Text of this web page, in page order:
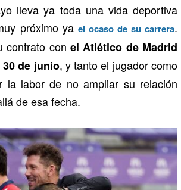
lleva ya toda una vida deportiva
próximo ya el ocaso de su carrera.
contrato con el Atlético de Madrid
30 de junio, y tanto el jugador como
la labor de no ampliar su relación
de esa fecha.